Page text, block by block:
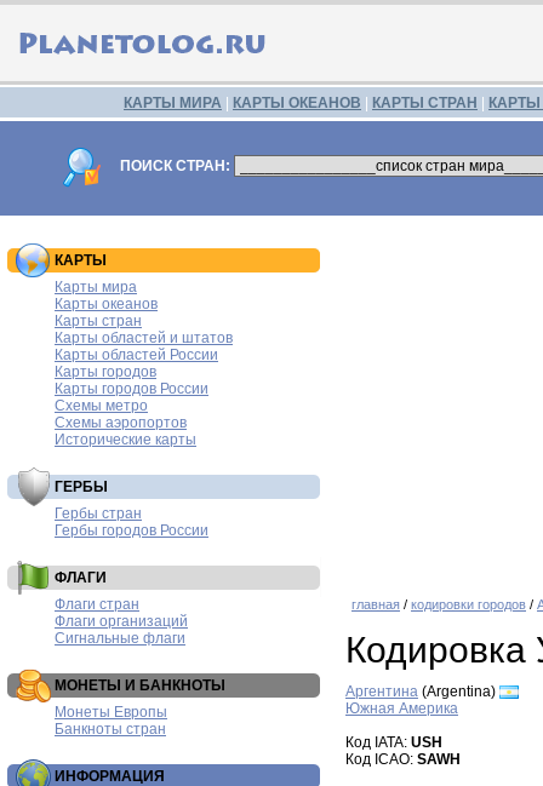
КАРТЫ МИРА КАРТЫ ОКЕАНОВ КАРТЫ СТРАН
ПОИСК СТРАН:
КАРТЫ
Карты мира
Карты океанов
Карты стран
Карты областей и штатов
Карты областей России
Карты городов
Карты городов России
Схемы метро
Схемы аэропортов
Исторические карты
ГЕРБЫ
Гербы стран
Гербы городов России
ФЛАГИ
Флаги стран
Флаги организаций
Сигнальные флаги
МОНЕТЫ И БАНКНОТЫ
Монеты Европы
Банкноты стран
ИНФОРМАЦИЯ
главная / кодировки городов /
Кодировка
Аргентина (Argentina)
Южная Америка
Код IATA: USH
Код ICAO: SAWH